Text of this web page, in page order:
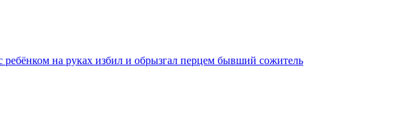
на руках избил и обрызгал перцем бывший сожитель